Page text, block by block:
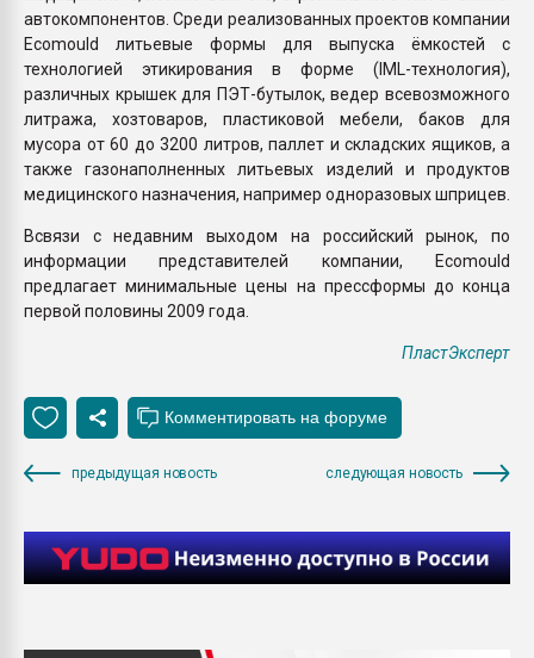
автокомпонентов. Среди реализованных проектов компании
Ecomould литьевые формы для выпуска ёмкостей с
технологией этикирования в форме (IML-технология),
различных крышек для ПЭТ-бутылок, ведер всевозможного
литража, хозтоваров, пластиковой мебели, баков для
мусора от 60 до 3200 литров, паллет и складских ящиков, а
также газонаполненных литьевых изделий и продуктов
медицинского назначения, например одноразовых шприцев.
Всвязи с недавним выходом на российский рынок, по
информации представителей компании, Ecomould
предлагает минимальные цены на прессформы до конца
первой половины 2009 года.
ПластЭксперт
предыдущая новость следующая новость